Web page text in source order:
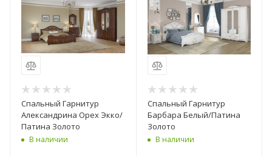
Спальный Гарнитур
Александрина Орех Экко/
Патина Золото
В наличии
Спальный Гарнитур
Барбара Белый/Патина
Золото
В наличии